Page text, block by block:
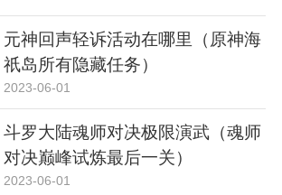
元神回声轻诉活动在哪里（原神海
祇岛所有隐藏任务）
2023-06-01
斗罗大陆魂师对决极限演武（魂师
对决巅峰试炼最后一关）
2023-06-01